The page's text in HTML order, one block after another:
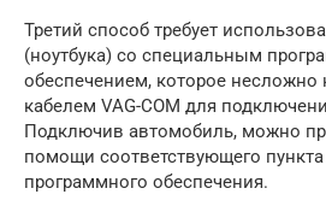
Третий способ требует
(ноутбука) со специальным
обеспечением, которое несложно
кабелем VAG-COM для
Подключив автомобиль, можно
помощи соответствующего
программного обеспечения.